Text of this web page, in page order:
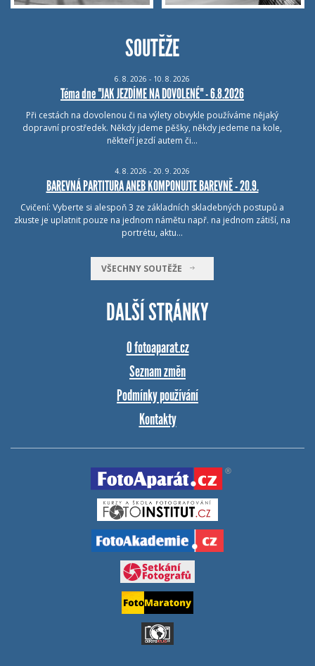
SOUTĚŽE
6. 8. 2026 - 10. 8. 2026
Téma dne "JAK JEZDÍME NA DOVOLENÉ" - 6.8.2026
Při cestách na dovolenou či na výlety obvykle používáme nějaký
dopravní prostředek. Někdy jdeme pěšky, někdy jedeme na kole,
někteří jezdí autem či…
4. 8. 2026 - 20. 9. 2026
BAREVNÁ PARTITURA ANEB KOMPONUJTE BAREVNĚ - 20.9.
Cvičení: Vyberte si alespoň 3 ze základních skladebných postupů a
zkuste je uplatnit pouze na jednom námětu např. na jednom zátiší, na
portrétu, aktu…
VŠECHNY SOUTĚŽE
DALŠÍ STRÁNKY
O fotoaparat.cz
Seznam změn
Podmínky používání
Kontakty